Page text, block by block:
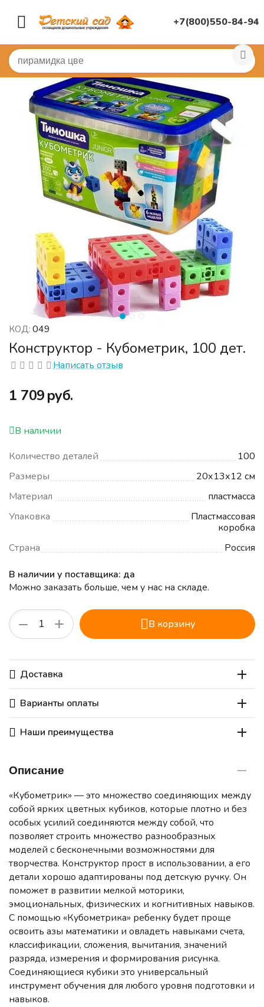
+7(800)550-84-94
Главная / ИГРУШКИ ДЛЯ ДЕТСКОГО САДА
КОД: 049
Конструктор - Кубометрик, 100 дет.
Написать отзыв
‍1 709‍руб.
В наличии
Количество деталей
100
Размеры
20х13х12 см
Материал
пластмасса
Упаковка
Пластмассовая
коробка
Страна
Россия
В наличии у поставщика: да
Можно заказать больше, чем у нас на складе.
+
− В корзину
Доставка
Варианты оплаты
Наши преимущества
Описание
«Кубометрик» — это множество соединяющих между
собой ярких цветных кубиков, которые плотно и без
особых усилий соединяются между собой, что
позволяет строить множество разнообразных
моделей с бесконечными возможностями для
творчества. Конструктор прост в использовании, а его
детали хорошо адаптированы под детскую ручку. Он
поможет в развитии мелкой моторики,
эмоциональных, физических и когнитивных навыков.
С помощью «Кубометрика» ребенку будет проще
освоить азы математики и овладеть навыками счета,
классификации, сложения, вычитания, значений
разряда, измерения и формирования рисунка.
Соединяющиеся кубики это универсальный
инструмент обучения для любого уровня подготовки и
навыков.